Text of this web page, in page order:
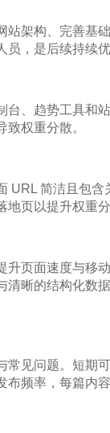
架构、完善基
，是后续持续优
台、趋势工具和
权重分散。
URL 简洁且包
页以提升权重分
升页面速度与移
清晰的结构化数
见问题。短期
频率，每篇内